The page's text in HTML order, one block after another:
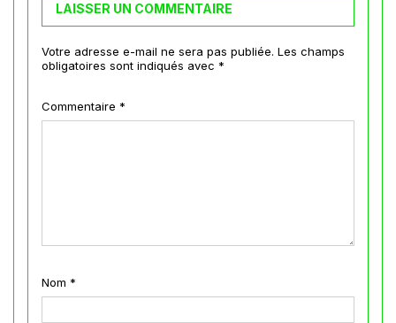
LAISSER UN COMMENTAIRE
Votre adresse e-mail ne sera pas publiée. Les champs
obligatoires sont indiqués avec *
Commentaire *
Nom *